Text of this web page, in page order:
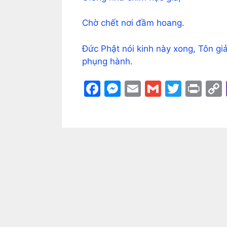
Chờ chết nơi đầm hoang.
Đức Phật nói kinh này xong, Tôn
phụng hành.
F
M E
G
T
Pr